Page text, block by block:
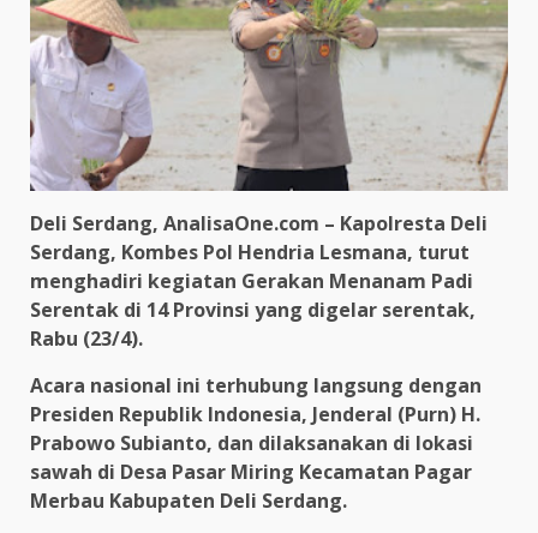
Deli Serdang, AnalisaOne.com – Kapolresta Deli
Serdang, Kombes Pol Hendria Lesmana, turut
menghadiri kegiatan Gerakan Menanam Padi
Serentak di 14 Provinsi yang digelar serentak,
Rabu (23/4).
Acara nasional ini terhubung langsung dengan
Presiden Republik Indonesia, Jenderal (Purn) H.
Prabowo Subianto, dan dilaksanakan di lokasi
sawah di Desa Pasar Miring Kecamatan Pagar
Merbau Kabupaten Deli Serdang.